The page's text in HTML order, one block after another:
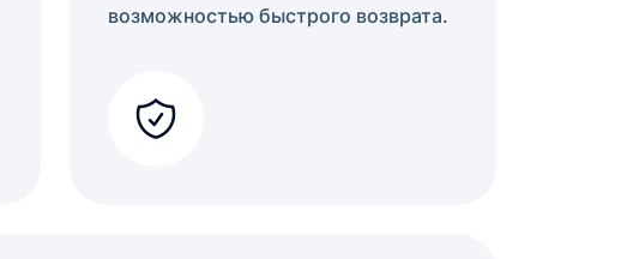
возможностью быстрого возврата.